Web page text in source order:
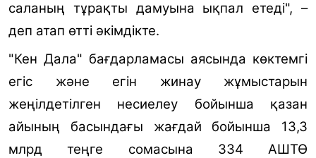
саланың тұрақты дамуына ықпал етеді", –
деп атап өтті әкімдікте.
"Кен Дала" бағдарламасы аясында көктемгі
егіс және егін жинау жұмыстарын
жеңілдетілген несиелеу бойынша қазан
айының басындағы жағдай бойынша 13,3
млрд теңге сомасына 334 АШТӨ